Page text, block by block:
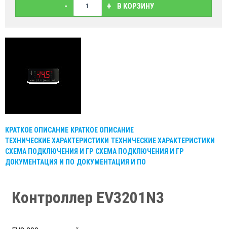
- + В КОРЗИНУ
КРАТКОЕ ОПИСАНИЕ КРАТКОЕ ОПИСАНИЕ
ТЕХНИЧЕСКИЕ ХАРАКТЕРИСТИКИ ТЕХНИЧЕСКИЕ ХАРАКТЕРИСТИКИ
СХЕМА ПОДКЛЮЧЕНИЯ И ГР СХЕМА ПОДКЛЮЧЕНИЯ И ГР
ДОКУМЕНТАЦИЯ И ПО ДОКУМЕНТАЦИЯ И ПО
Контроллер EV3201N3